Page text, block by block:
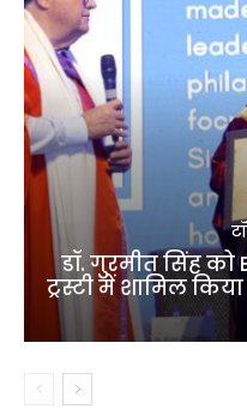
डॉ. गुरमीत सिंह को
ट्रस्टी में शामिल